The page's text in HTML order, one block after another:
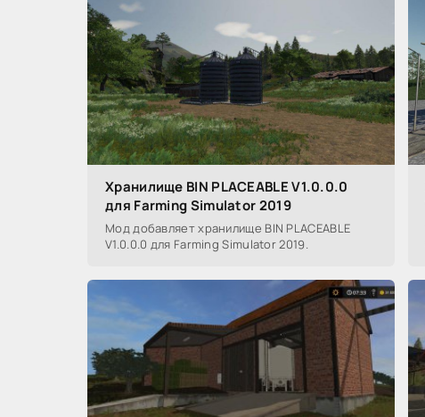
Хранилище BIN PLACEABLE V1.0.0.0
для Farming Simulator 2019
Мод добавляет хранилище BIN PLACEABLE
V1.0.0.0 для Farming Simulator 2019.